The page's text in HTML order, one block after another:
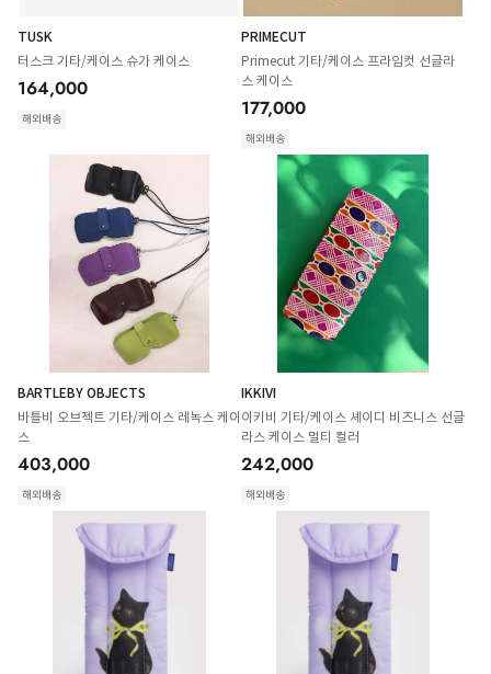
TUSK
터스크 기타/케이스 슈가 케이스
164,000
해외배송
PRIMECUT
Primecut 기타/케이스 프라임컷 선글라
스 케이스
177,000
해외배송
BARTLEBY OBJECTS
바틀비 오브젝트 기타/케이스 레녹스 케이
스
403,000
해외배송
IKKIVI
이키비 기타/케이스 셰이디 비즈니스 선글
라스 케이스 멀티 컬러
242,000
해외배송